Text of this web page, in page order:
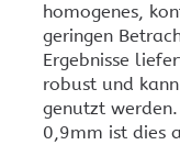
homogenes,
geringen
Ergebnisse
robust und
genutzt
0,9mm ist dies